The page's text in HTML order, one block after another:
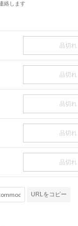
絡します
品切れ
品切れ
品切れ
品切れ
品切れ
URLをコピー